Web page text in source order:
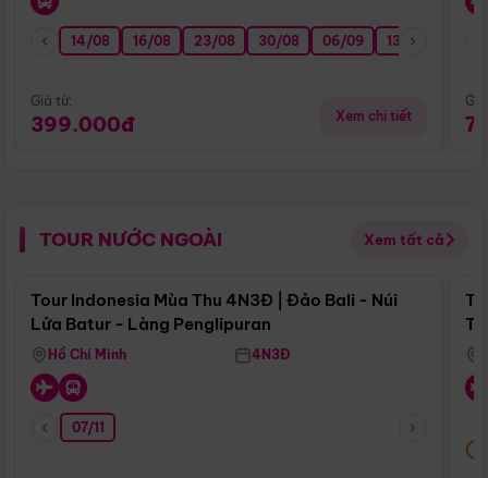
14/08 16/08 23/08 30/08 06/09 13/09
Giá từ:
399.000đ Xem chi tiết
TOUR NƯỚC NGOÀI Xem tất cả
Điểm nổi bật
Tour Indonesia Mùa Thu 4N3Đ | Đảo Bali - Núi
Lửa Batur - Làng Penglipuran
Hồ Chí Minh 4N3Đ
07/11